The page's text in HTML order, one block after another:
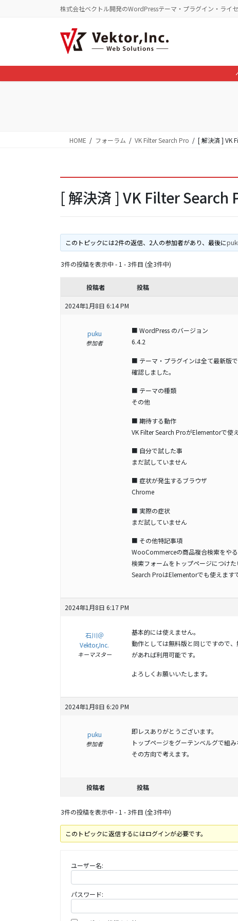
に
移
ョ
ン
株式会社ベクトル開発のWordPressテーマ・プラグイン・ライ
HOME フォーラム VK Filter Search Pro [ 解決済 ] VK
[ 解決済 ] VK Filter
このトピックには2件の返信、2人の参加者があり、最後に
3件の投稿を表示中 - 1 - 3件目 (全3件中)
投稿者 投稿
2024年1月8日 6:14 PM
puku
参加者
■ WordPress のバージョン
6.4.2
■ テーマ・プラグインは全て最新版で
確認しました。
■ テーマの種類
その他
■ 期待する動作
VK Filter Search ProがElementorで使
■ 自分で試した事
まだ試していません
■ 症状が発生するブラウザ
Chrome
■ 実際の症状
まだ試していません
■ その他特記事項
WooCommerceの商品複合検索をや
検索フォームをトップページにつけ
Search ProはElementorでも使えます
2024年1月8日 6:17 PM
石川＠
Vektor,Inc.
キーマスター
基本的には使えません。
動作としては無料版と同じですので
があれば利用可能です。
よろしくお願いいたします。
2024年1月8日 6:20 PM
puku
参加者
即レスありがとうございます。
トップページをグーテンベルグで組み
その方向で考えます。
投稿者 投稿
3件の投稿を表示中 - 1 - 3件目 (全3件中)
このトピックに返信するにはログインが必要です。
ユーザー名:
パスワード: